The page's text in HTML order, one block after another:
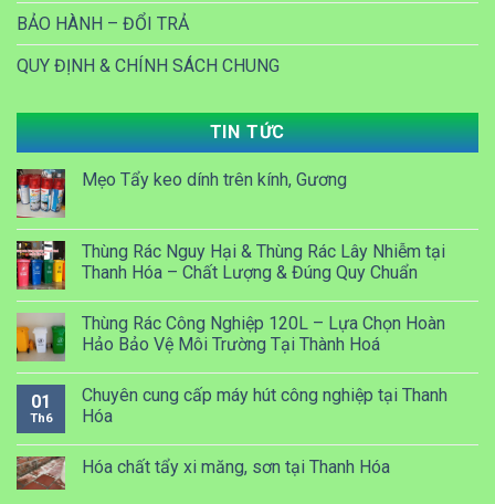
BẢO HÀNH – ĐỔI TRẢ
QUY ĐỊNH & CHÍNH SÁCH CHUNG
TIN TỨC
Mẹo Tẩy keo dính trên kính, Gương
Thùng Rác Nguy Hại & Thùng Rác Lây Nhiễm tại
Thanh Hóa – Chất Lượng & Đúng Quy Chuẩn
Thùng Rác Công Nghiệp 120L – Lựa Chọn Hoàn
Hảo Bảo Vệ Môi Trường Tại Thành Hoá
01
Th6
Chuyên cung cấp máy hút công nghiệp tại Thanh
Hóa
Hóa chất tẩy xi măng, sơn tại Thanh Hóa